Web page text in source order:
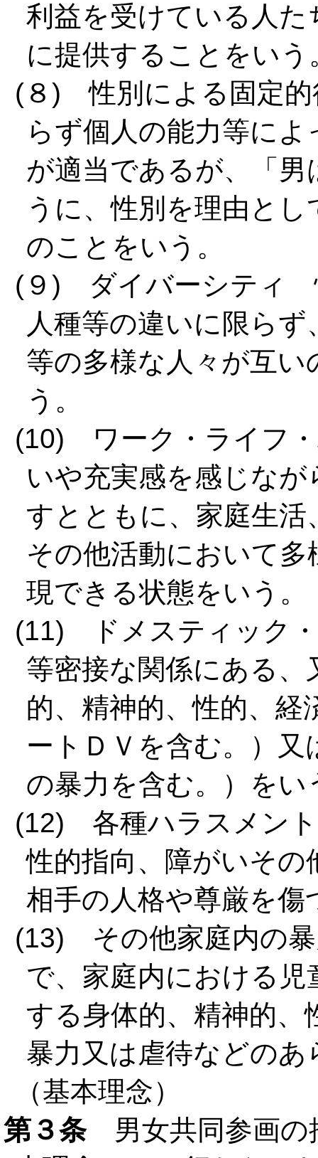
利益を受けている人
に提供することをいう
(８) 性別による固定
らず個人の能力等に
が適当であるが、「
うに、性別を理由と
のことをいう。
(９) ダイバーシティ
人種等の違いに限ら
等の多様な人々が互
う。
(10) ワーク・ライフ
いや充実感を感じな
すとともに、家庭生活
その他活動において
現できる状態をいう。
(11) ドメスティック
等密接な関係にある
的、精神的、性的、経
ートＤＶを含む。）
の暴力を含む。）をい
(12) 各種ハラスメン
性的指向、障がいその
相手の人格や尊厳を
(13) その他家庭内の
で、家庭内における
する身体的、精神的、
暴力又は虐待などの
（基本理念）
第３条男女共同参画の